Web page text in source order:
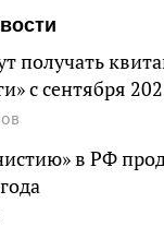
получать
с сентября
в РФ